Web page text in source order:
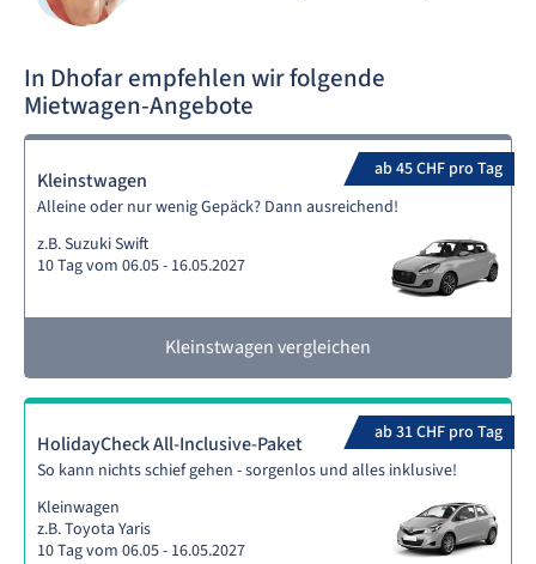
In Dhofar empfehlen wir folgende
Mietwagen-Angebote
ab 45 CHF pro Tag
Kleinstwagen
Alleine oder nur wenig Gepäck? Dann ausreichend!
z.B. Suzuki Swift
10 Tag vom 06.05 - 16.05.2027
Kleinstwagen vergleichen
ab 31 CHF pro Tag
HolidayCheck All-Inclusive-Paket
So kann nichts schief gehen - sorgenlos und alles inklusive!
Kleinwagen
z.B. Toyota Yaris
10 Tag vom 06.05 - 16.05.2027